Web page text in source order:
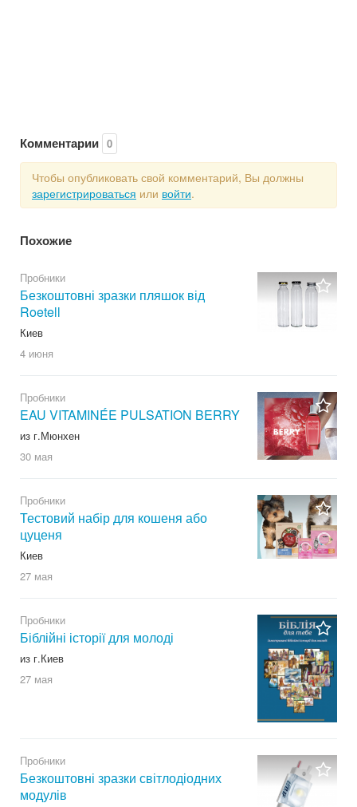
Комментарии 0
Чтобы опубликовать свой комментарий, Вы должны
зарегистрироваться или войти.
Похожие
Пробники
Безкоштовні зразки пляшок від
Roetell
Киев
4 июня
Пробники
EAU VITAMINÉE PULSATION BERRY
из г.Мюнхен
30 мая
Пробники
Тестовий набір для кошеня або
цуценя
Киев
27 мая
Пробники
Біблійні історії для молоді
из г.Киев
27 мая
Пробники
Безкоштовні зразки світлодіодних
модулів